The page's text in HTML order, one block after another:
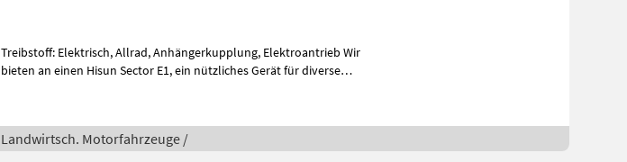
Treibstoff: Elektrisch, Allrad, Anhängerkupplung, Elektroantrieb Wir
bieten an einen Hisun Sector E1, ein nützliches Gerät für diverse
Landwirtsch. Motorfahrzeuge /